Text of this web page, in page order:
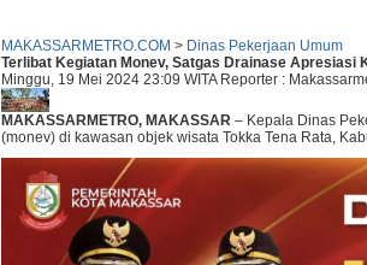
MAKASSARMETRO.COM > Dinas Pekerjaan Umum
Terlibat Kegiatan Monev, Satgas Drainase Apresiasi
Minggu, 19 Mei 2024 23:09 WITA Reporter :
MAKASSARMETRO, MAKASSAR – Kepala Dinas
(monev) di kawasan objek wisata Tokka Tena Rata,